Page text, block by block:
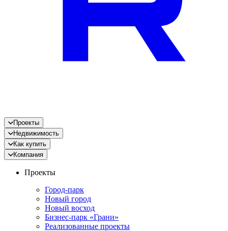
Проекты
Недвижимость
Как купить
Компания
Проекты
Город-парк
Новый город
Новый восход
Бизнес-парк «Грани»
Реализованные проекты